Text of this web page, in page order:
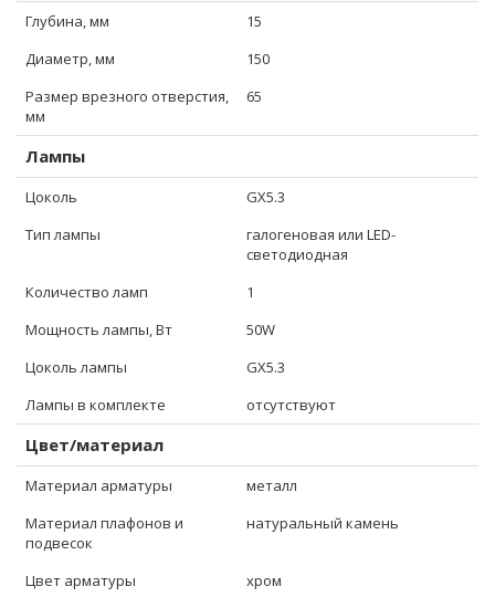
Глубина, мм
15
Диаметр, мм
150
Размер врезного отверстия,
мм
65
Лампы
Цоколь
GX5.3
Тип лампы
галогеновая или LED-
светодиодная
Количество ламп
1
Мощность лампы, Вт
50W
Цоколь лампы
GX5.3
Лампы в комплекте
отсутствуют
Цвет/материал
Материал арматуры
металл
Материал плафонов и
подвесок
натуральный камень
Цвет арматуры хром